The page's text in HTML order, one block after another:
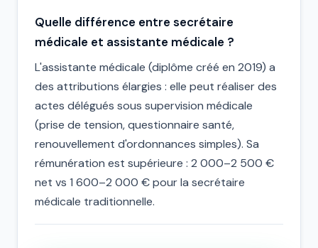
Quelle différence entre secrétaire
médicale et assistante médicale ?
L'assistante médicale (diplôme créé en 2019) a
des attributions élargies : elle peut réaliser des
actes délégués sous supervision médicale
(prise de tension, questionnaire santé,
renouvellement d'ordonnances simples). Sa
rémunération est supérieure : 2 000–2 500 €
net vs 1 600–2 000 € pour la secrétaire
médicale traditionnelle.